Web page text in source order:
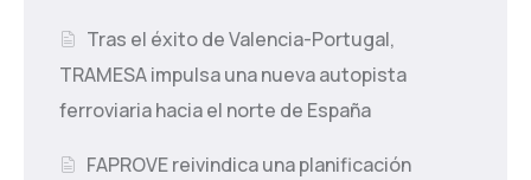
Tras el éxito de Valencia-Portugal,
TRAMESA impulsa una nueva autopista
ferroviaria hacia el norte de España
FAPROVE reivindica una planificación